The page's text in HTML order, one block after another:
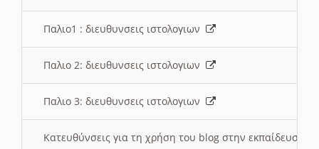
Παλιο1 : διευθυνσεις ιστολογιων
Παλιο 2: διευθυνσεις ιστολογιων
Παλιο 3: διευθυνσεις ιστολογιων
Κατευθύνσεις για τη χρήση του blog στην εκπαίδευση